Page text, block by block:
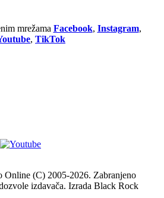
mrežama Facebook, Instagram,
, TikTok
Online (C) 2005-2026. Zabranjeno
izdavača. Izrada Black Rock